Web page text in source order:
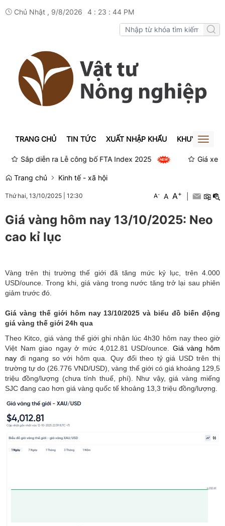
Chủ Nhật , 9/8/2026 4 : 23 : 44 PM
TRANG CHỦ TIN TỨC XUẤT NHẬP KHẨU KHUYẾNToggle
Sắp diễn ra Lễ công bố FTA Index 2025
Giá xe SH
Trang chủ Kinh tế - xã hội
Thứ hai, 13/10/2025 12:30 A- A A+
Giá vàng hôm nay 13/10/2025: Neo
cao kỉ lục
Vàng trên thị trường thế giới đã tăng mức kỷ lục, trên 4.000
USD/ounce. Trong khi, giá vàng trong nước tăng trở lại sau phiên
giảm trước đó.
Giá vàng thế giới hôm nay 13/10/2025 và biểu đồ biến động
giá vàng thế giới 24h qua
Theo Kitco, giá vàng thế giới ghi nhận lúc 4h30 hôm nay theo giờ
Việt Nam giao ngay ở mức 4,012.81 USD/ounce. Giá vàng hôm
nay đi ngang so với hôm qua. Quy đổi theo tỷ giá USD trên thị
trường tự do (26.776 VND/USD), vàng thế giới có giá khoảng 129,5
triệu đồng/lượng (chưa tính thuế, phí). Như vậy, giá vàng miếng
SJC đang cao hơn giá vàng quốc tế khoảng 13,3 triệu đồng/lượng.